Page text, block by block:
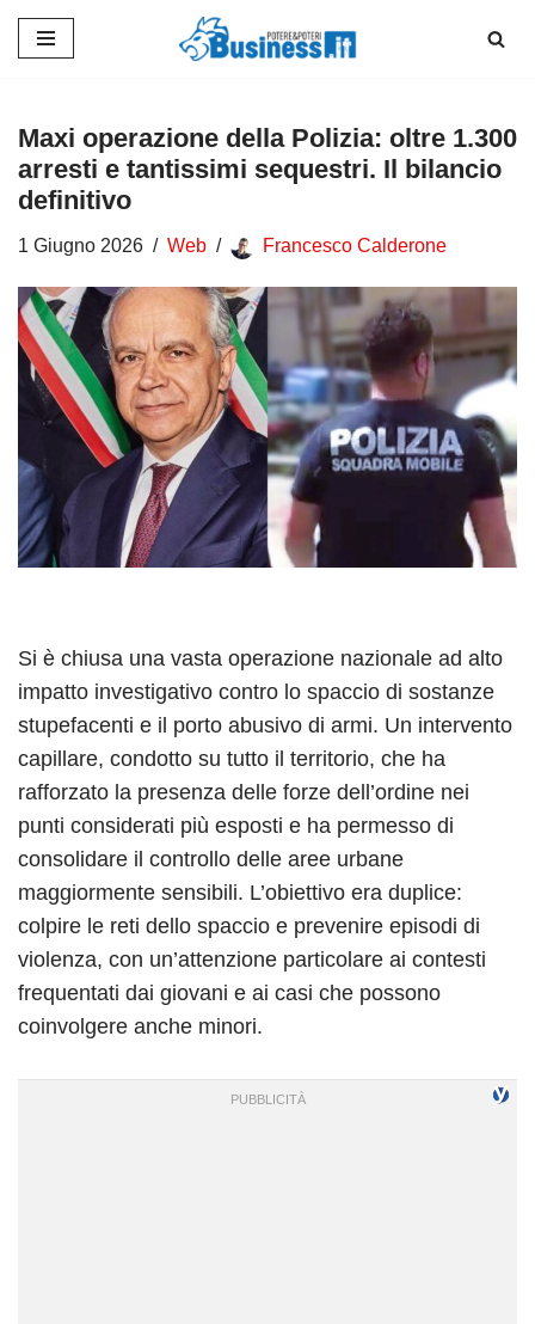
contenuto
Maxi operazione della Polizia: oltre 1.300
arresti e tantissimi sequestri. Il bilancio
definitivo
1 Giugno 2026 Web Francesco Calderone
Si è chiusa una vasta operazione nazionale ad alto
impatto investigativo contro lo spaccio di sostanze
stupefacenti e il porto abusivo di armi. Un intervento
capillare, condotto su tutto il territorio, che ha
rafforzato la presenza delle forze dell’ordine nei
punti considerati più esposti e ha permesso di
consolidare il controllo delle aree urbane
maggiormente sensibili. L’obiettivo era duplice:
colpire le reti dello spaccio e prevenire episodi di
violenza, con un’attenzione particolare ai contesti
frequentati dai giovani e ai casi che possono
coinvolgere anche minori.